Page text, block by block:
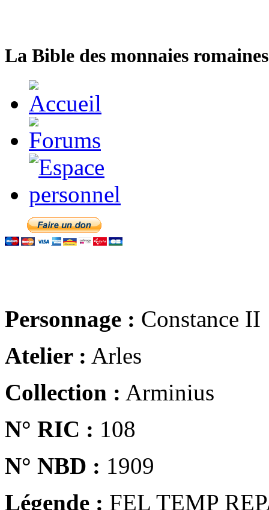
La Bible des monnaies
Personnage : Constance II
Atelier : Arles
Collection : Arminius
N° RIC : 108
N° NBD : 1909
Légende : FEL TEMP